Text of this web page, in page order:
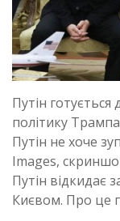
Путін
політику
Путін не хоче
Images,
Путін відкидає
Києвом. Про це